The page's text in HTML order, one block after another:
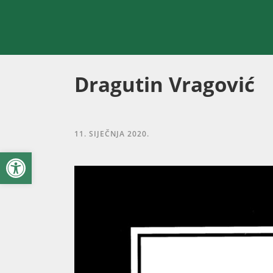
Open toolbar
Dragutin Vragović
11. SIJEČNJA 2020.